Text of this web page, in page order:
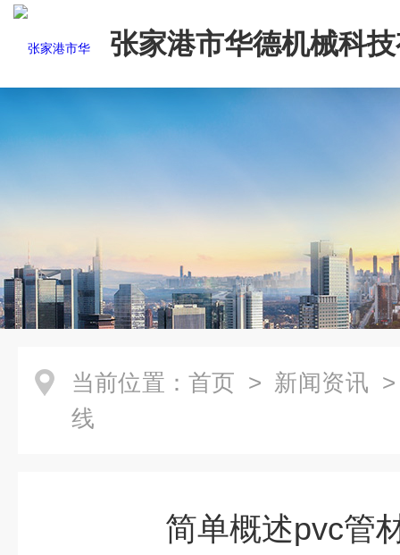
张家港市华德机械科
司
当前位置： 首页 > 新闻资讯
线
简单概述pvc管